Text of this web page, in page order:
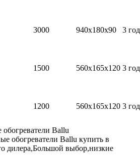
3000 940x180x90 3
1500 560x165x120 3
1200 560x165x120 3
Ballu